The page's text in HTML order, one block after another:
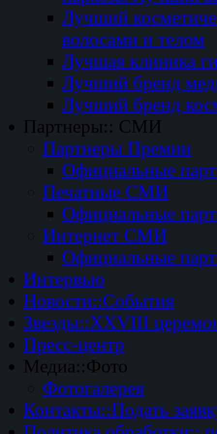
Лучший
волосами и телом
Лучшая клиника
Лучший бренд
Лучший бренд
Партнеры:: СМИ
Партнеры Премии
Официальные
Печатные СМИ
Официальные
Интернет СМИ
Официальные
Интервью
Новости::События
Звезды::XXVIII
Пресс-центр
Медиа::Фото
Фотогалерея
Контакты::Подать